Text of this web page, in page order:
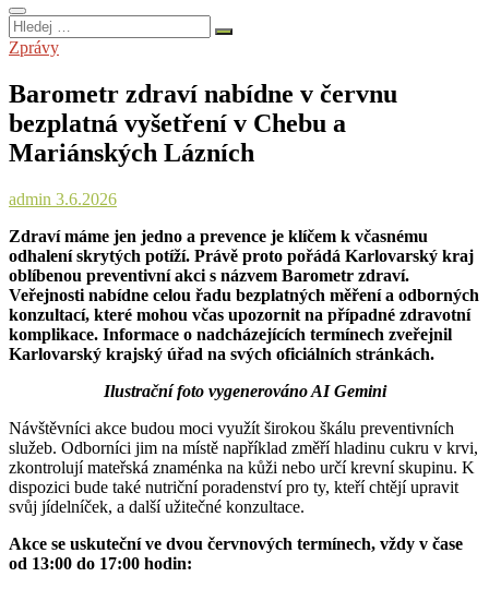
Hledej
…
Zprávy
Barometr zdraví nabídne v červnu
bezplatná vyšetření v Chebu a
Mariánských Lázních
admin 3.6.2026
Zdraví máme jen jedno a prevence je klíčem k včasnému
odhalení skrytých potíží. Právě proto pořádá Karlovarský kraj
oblíbenou preventivní akci s názvem Barometr zdraví.
Veřejnosti nabídne celou řadu bezplatných měření a odborných
konzultací, které mohou včas upozornit na případné zdravotní
komplikace. Informace o nadcházejících termínech zveřejnil
Karlovarský krajský úřad na svých oficiálních stránkách.
Ilustrační foto vygenerováno AI Gemini
Návštěvníci akce budou moci využít širokou škálu preventivních
služeb. Odborníci jim na místě například změří hladinu cukru v krvi,
zkontrolují mateřská znaménka na kůži nebo určí krevní skupinu. K
dispozici bude také nutriční poradenství pro ty, kteří chtějí upravit
svůj jídelníček, a další užitečné konzultace.
Akce se uskuteční ve dvou červnových termínech, vždy v čase
od 13:00 do 17:00 hodin: